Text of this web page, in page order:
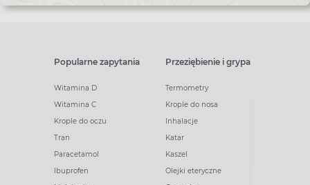
Popularne zapytania
Witamina D
Witamina C
Krople do oczu
Tran
Paracetamol
Ibuprofen
Przeziębienie i grypa
Termometry
Krople do nosa
Inhalacje
Katar
Kaszel
Olejki eteryczne